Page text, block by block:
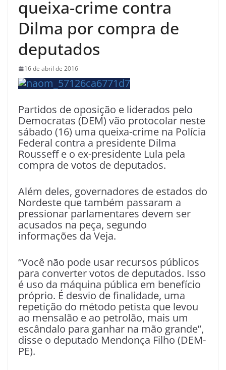
queixa-crime contra
Dilma por compra de
deputados
16 de abril de 2016
Partidos de oposição e liderados pelo
Democratas (DEM) vão protocolar neste
sábado (16) uma queixa-crime na Polícia
Federal contra a presidente Dilma
Rousseff e o ex-presidente Lula pela
compra de votos de deputados.
Além deles, governadores de estados do
Nordeste que também passaram a
pressionar parlamentares devem ser
acusados na peça, segundo
informações da Veja.
“Você não pode usar recursos públicos
para converter votos de deputados. Isso
é uso da máquina pública em benefício
próprio. É desvio de finalidade, uma
repetição do método petista que levou
ao mensalão e ao petrolão, mais um
escândalo para ganhar na mão grande”,
disse o deputado Mendonça Filho (DEM-
PE).